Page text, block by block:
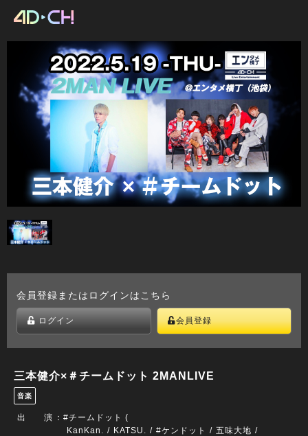
会員登録またはログインはこちら
ログイン 会員登録
三本健介×＃チームドット 2MANLIVE
音楽
出 演 ：#チームドット (
KanKan.
KATSU. #ケンドット
五味大地